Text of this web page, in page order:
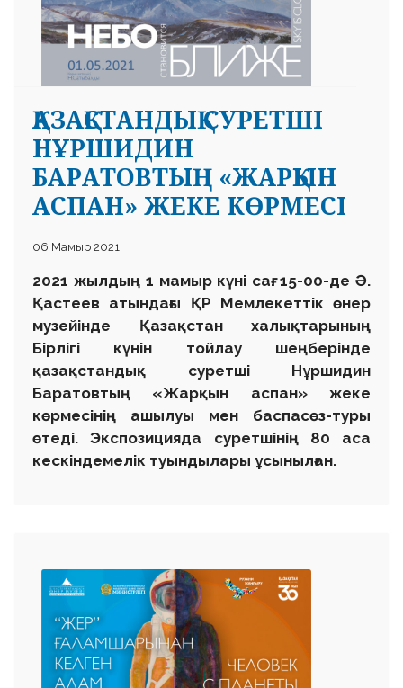
ҚАЗАҚСТАНДЫҚ СУРЕТШІ
НҰРШИДИН
БАРАТОВТЫҢ «ЖАРҚЫН
АСПАН» ЖЕКЕ КӨРМЕСІ
06 Мамыр 2021
2021 жылдың 1 мамыр күні сағ. 15-00-де Ә.
Қастеев атындағы ҚР Мемлекеттік өнер
музейінде Қазақстан халықтарының
Бірлігі күнін тойлау шеңберінде
қазақстандық суретші Нұршидин
Баратовтың «Жарқын аспан» жеке
көрмесінің ашылуы мен баспасөз-туры
өтеді. Экспозицияда суретшінің 80 аса
кескіндемелік туындылары ұсынылған.